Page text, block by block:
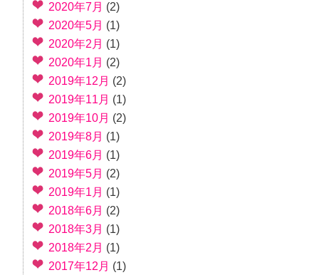
2020年7月 (2)
2020年5月 (1)
2020年2月 (1)
2020年1月 (2)
2019年12月 (2)
2019年11月 (1)
2019年10月 (2)
2019年8月 (1)
2019年6月 (1)
2019年5月 (2)
2019年1月 (1)
2018年6月 (2)
2018年3月 (1)
2018年2月 (1)
2017年12月 (1)